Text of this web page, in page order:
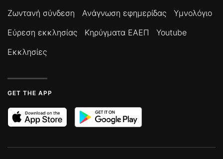
Ζωντανή σύνδεση Ανάγνωση εφημερίδας
Υμνολόγιο
Εύρεση εκκλησίας
Κηρύγματα ΕΑΕΠ
Youtube
Εκκλησίες
GET THE APP